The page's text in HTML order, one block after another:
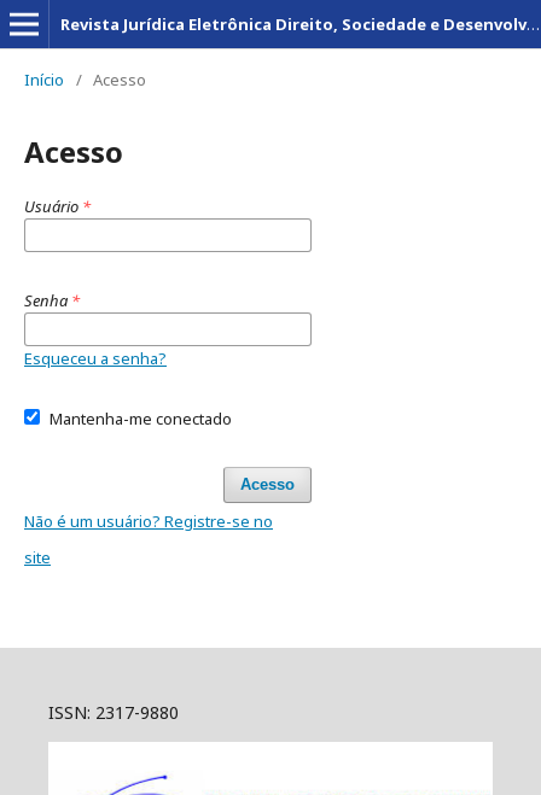
Revista Jurídica Eletrônica Direito, Sociedade e Desenvolvimento
Início / Acesso
Acesso
Usuário *
Senha *
Esqueceu a senha?
Mantenha-me conectado
Acesso
Não é um usuário? Registre-se no
site
ISSN: 2317-9880